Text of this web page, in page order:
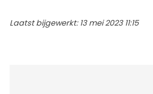
Laatst bijgewerkt: 13 mei 2023 11:15